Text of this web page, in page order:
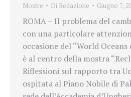
Mostre Di Redazione Giugno 7,
ROMA – Il problema del
con una particolare
occasione del “World Oceans
è al centro della mostra
Riflessioni sul rapporto tra
ospitata al Piano Nobile di